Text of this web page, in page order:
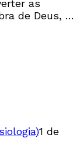
as
de Deus, e
1 de